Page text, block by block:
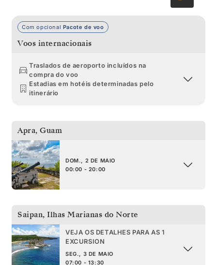
Com opcional Pacote de voo
Voos internacionais
Traslados de aeroporto incluídos na
compra do voo
Estadias em hotéis determinadas pelo
itinerário
Apra, Guam
DOM., 2 DE MAIO
00:00 - 20:00
Saipan, Ilhas Marianas do Norte
VEJA OS DETALHES PARA AS 1
EXCURSION
SEG., 3 DE MAIO
07:00 - 13:30